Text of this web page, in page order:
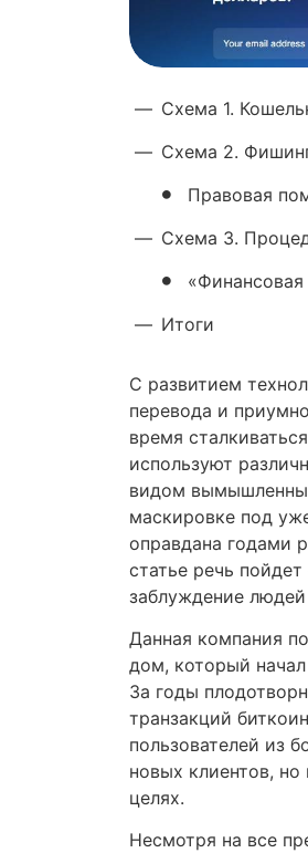
— Схема 1.
— Схема 2.
Правовая
— Схема 3.
— Итоги
С развитием
перевода и
время
используют
видом
маскировке под
оправдана годами
статье речь
заблуждение
Данная компания
дом, который
За годы
транзакций
пользователей из
новых клиентов,
целях.
Несмотря на все